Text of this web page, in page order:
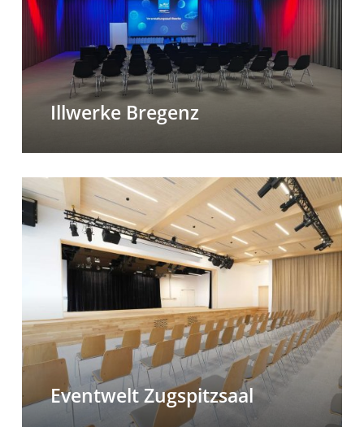
Illwerke Bregenz
Eventwelt
Zugspitzsaal
Eventwelt Zugspitzsaal